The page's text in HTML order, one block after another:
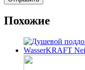
Похожие